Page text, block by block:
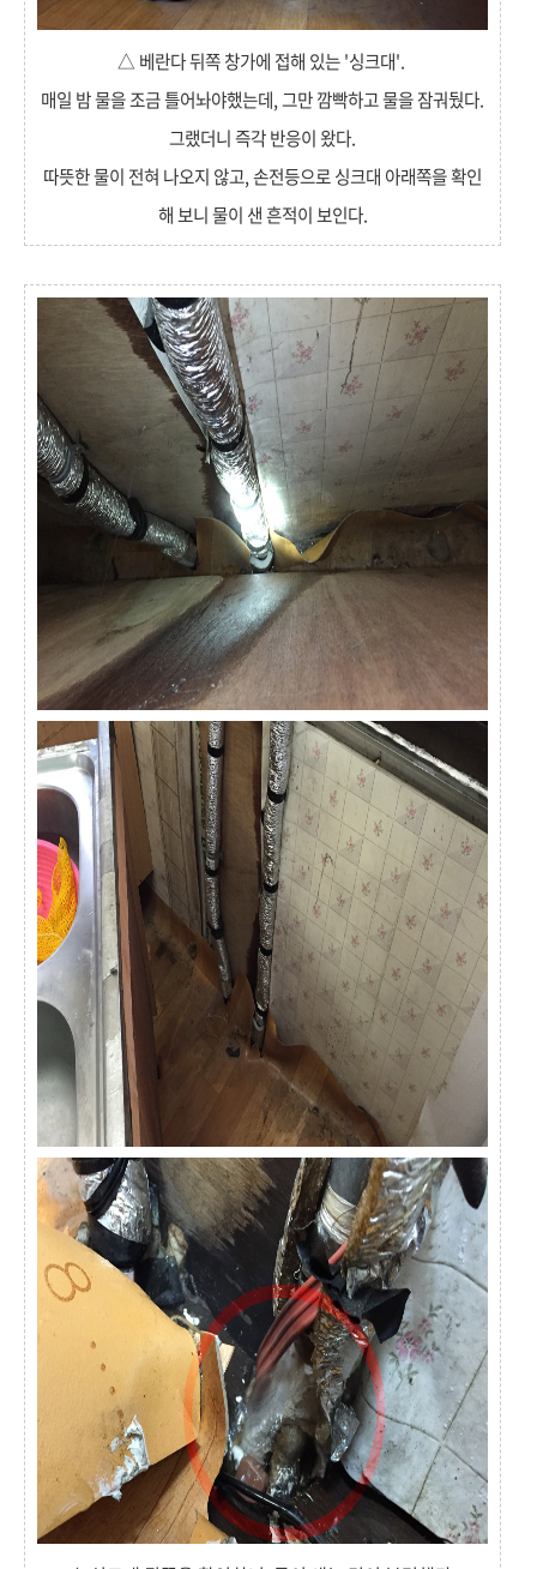
△ 베란다 뒤쪽 창가에 접해 있는 '싱크대'.
매일 밤 물을 조금 틀어놔야했는데, 그만 깜빡하고 물을 잠궈뒀다.
그랬더니 즉각 반응이 왔다.
따뜻한 물이 전혀 나오지 않고, 손전등으로 싱크대 아래쪽을 확인
해 보니 물이 샌 흔적이 보인다.